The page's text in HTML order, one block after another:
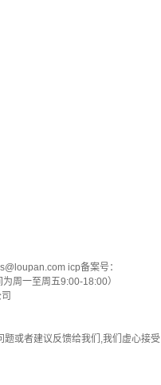
icp备案号：
周一至周五9:00-18:00）
或者建议反馈给我们,我们虚心接受